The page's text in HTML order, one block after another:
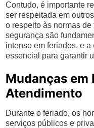
Contudo, é importante
ser respeitada em
o respeito às normas
segurança são
intenso em feriados, e
essencial para garantir
Mudanças em
Atendimento
Durante o feriado, os
serviços públicos e